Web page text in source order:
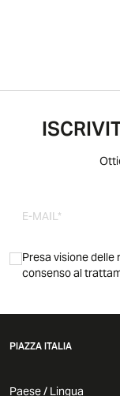
Presa visione delle
consenso al
PIAZZA ITALIA